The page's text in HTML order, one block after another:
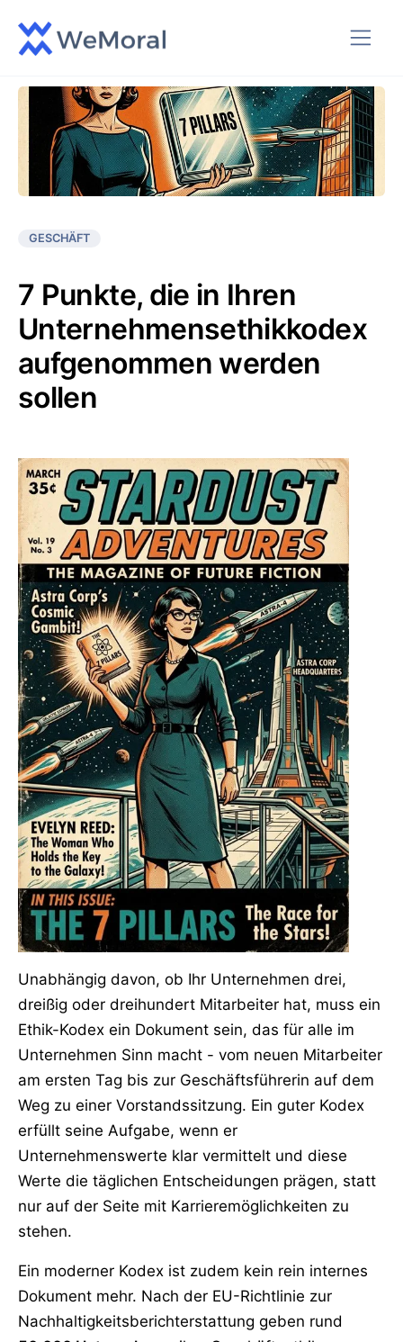
GESCHÄFT
7 Punkte, die in Ihren
Unternehmensethikkodex
aufgenommen werden
sollen
Unabhängig davon, ob Ihr Unternehmen drei,
dreißig oder dreihundert Mitarbeiter hat, muss ein
Ethik-Kodex ein Dokument sein, das für alle im
Unternehmen Sinn macht - vom neuen Mitarbeiter
am ersten Tag bis zur Geschäftsführerin auf dem
Weg zu einer Vorstandssitzung. Ein guter Kodex
erfüllt seine Aufgabe, wenn er
Unternehmenswerte klar vermittelt und diese
Werte die täglichen Entscheidungen prägen, statt
nur auf der Seite mit Karrieremöglichkeiten zu
stehen.
Ein moderner Kodex ist zudem kein rein internes
Dokument mehr. Nach der EU-Richtlinie zur
Nachhaltigkeitsberichterstattung geben rund